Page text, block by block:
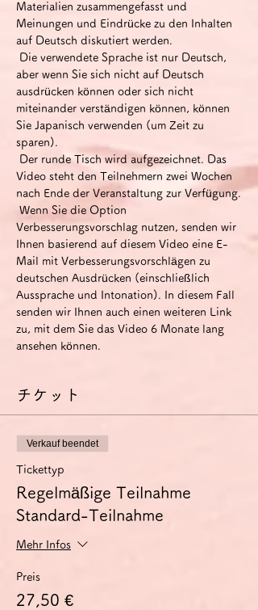
Materialien zusammengefasst und
Meinungen und Eindrücke zu den Inhalten
auf Deutsch diskutiert werden.
aber wenn Sie sich nicht auf Deutsch
ausdrücken können oder sich nicht
miteinander verständigen können, können
Sie Japanisch verwenden (um Zeit zu
sparen).
Video steht den Teilnehmern zwei Wochen
nach Ende der Veranstaltung zur Verfügung.
Verbesserungsvorschlag nutzen, senden wir
Ihnen basierend auf diesem Video eine E-
Mail mit Verbesserungsvorschlägen zu
deutschen Ausdrücken (einschließlich
Aussprache und Intonation). In diesem Fall
senden wir Ihnen auch einen weiteren Link
zu, mit dem Sie das Video 6 Monate lang
ansehen können.
チケット
Verkauf beendet
Tickettyp
Regelmäßige Teilnahme
Standard-Teilnahme
Mehr Infos
Preis
27,50 €